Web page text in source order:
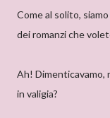
Come al solito,
dei romanzi che
Ah! Dimenticavamo,
in valigia?